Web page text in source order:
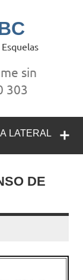
sin
303
LATERAL
DE